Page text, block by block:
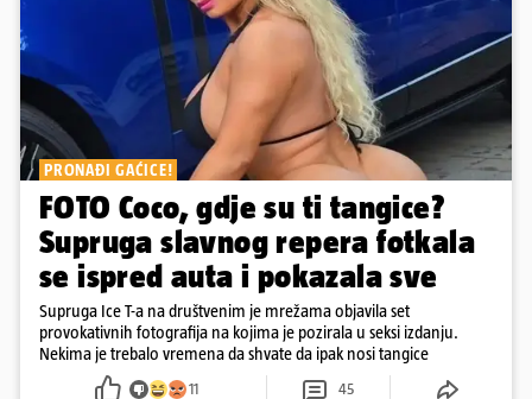
PRONAĐI GAĆICE!
FOTO Coco, gdje su ti tangice?
Supruga slavnog repera fotkala
se ispred auta i pokazala sve
Supruga Ice T-a na društvenim je mrežama objavila set
provokativnih fotografija na kojima je pozirala u seksi izdanju.
Nekima je trebalo vremena da shvate da ipak nosi tangice
11 45